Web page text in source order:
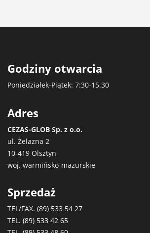
Godziny otwarcia
Poniedziałek-Piątek: 7:30-15.30
Adres
CEZAS-GLOB Sp. z o.o.
ul. Żelazna 2
10-419 Olsztyn
woj. warmińsko-mazurskie
Sprzedaż
TEL/FAX. (89) 533 54 27
TEL. (89) 533 42 65